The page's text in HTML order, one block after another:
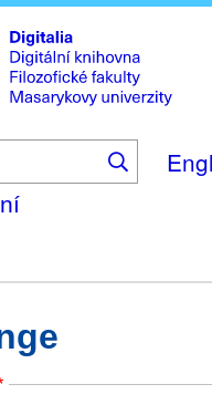
to
main
content
platformě
Nápověda
KontaktDigitalia